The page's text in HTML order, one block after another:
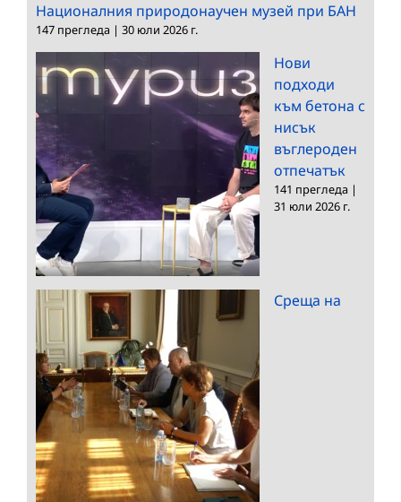
Националния природонаучен музей при БАН
147 прегледа | 30 юли 2026 г.
Нови
подходи
към бетона с
нисък
въглероден
отпечатък
141 прегледа |
31 юли 2026 г.
Среща на